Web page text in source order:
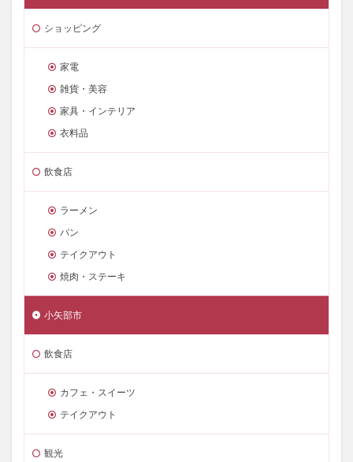
ショッピング
家電
雑貨・美容
家具・インテリア
衣料品
飲食店
ラーメン
パン
テイクアウト
焼肉・ステーキ
小矢部市
飲食店
カフェ・スイーツ
テイクアウト
観光